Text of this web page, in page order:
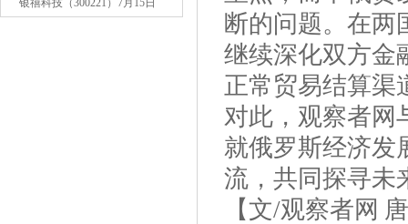
注科技+红利
银禧科技（300221）7月15日
断的问题。在两
继续深化双方金
正常贸易结算渠
对此，观察者网
就俄罗斯经济发
流，共同探寻未
【文/观察者网